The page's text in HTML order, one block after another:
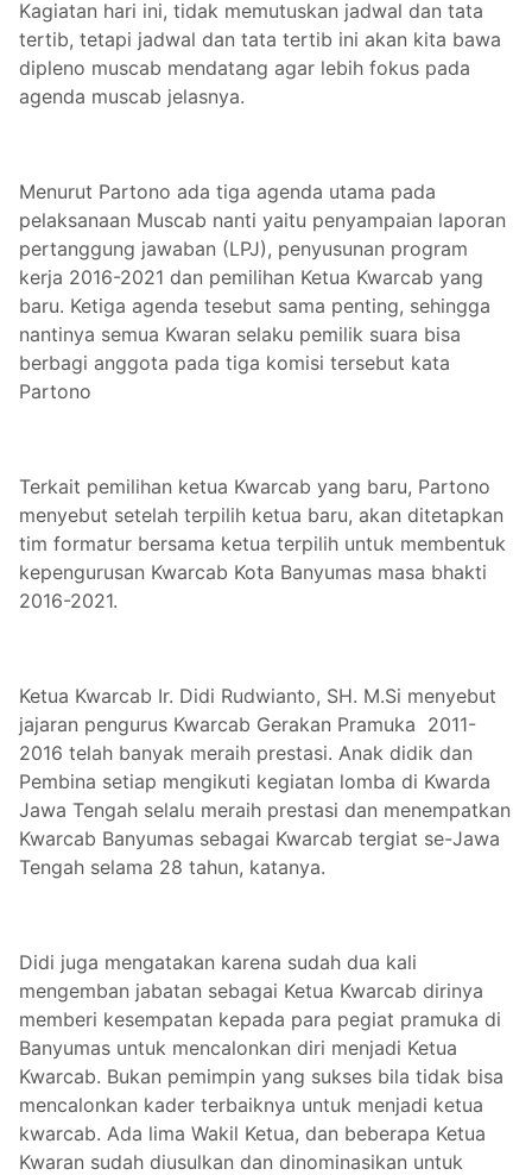
Kagiatan hari ini, tidak memutuskan jadwal dan tata
tertib, tetapi jadwal dan tata tertib ini akan kita bawa
dipleno muscab mendatang agar lebih fokus pada
agenda muscab jelasnya.
Menurut Partono ada tiga agenda utama pada
pelaksanaan Muscab nanti yaitu penyampaian laporan
pertanggung jawaban (LPJ), penyusunan program
kerja 2016-2021 dan pemilihan Ketua Kwarcab yang
baru. Ketiga agenda tesebut sama penting, sehingga
nantinya semua Kwaran selaku pemilik suara bisa
berbagi anggota pada tiga komisi tersebut kata
Partono
Terkait pemilihan ketua Kwarcab yang baru, Partono
menyebut setelah terpilih ketua baru, akan ditetapkan
tim formatur bersama ketua terpilih untuk membentuk
kepengurusan Kwarcab Kota Banyumas masa bhakti
2016-2021.
Ketua Kwarcab Ir. Didi Rudwianto, SH. M.Si menyebut
jajaran pengurus Kwarcab Gerakan Pramuka 2011-
2016 telah banyak meraih prestasi. Anak didik dan
Pembina setiap mengikuti kegiatan lomba di Kwarda
Jawa Tengah selalu meraih prestasi dan menempatkan
Kwarcab Banyumas sebagai Kwarcab tergiat se-Jawa
Tengah selama 28 tahun, katanya.
Didi juga mengatakan karena sudah dua kali
mengemban jabatan sebagai Ketua Kwarcab dirinya
memberi kesempatan kepada para pegiat pramuka di
Banyumas untuk mencalonkan diri menjadi Ketua
Kwarcab. Bukan pemimpin yang sukses bila tidak bisa
mencalonkan kader terbaiknya untuk menjadi ketua
kwarcab. Ada lima Wakil Ketua, dan beberapa Ketua
Kwaran sudah diusulkan dan dinominasikan untuk